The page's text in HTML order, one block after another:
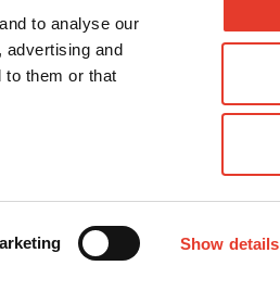
to analyse our
advertising and
to them or that
Show details
de